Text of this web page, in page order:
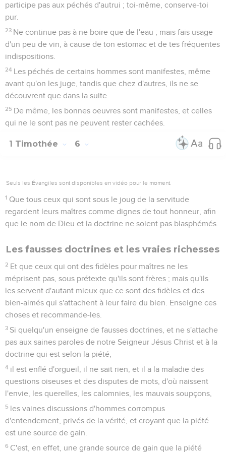
participe pas aux péchés d'autrui ; toi-même, conserve-toi
pur.
23 Ne continue pas à ne boire que de l'eau ; mais fais usage
d'un peu de vin, à cause de ton estomac et de tes fréquentes
indispositions.
24 Les péchés de certains hommes sont manifestes, même
avant qu'on les juge, tandis que chez d'autres, ils ne se
découvrent que dans la suite.
25 De même, les bonnes oeuvres sont manifestes, et celles
qui ne le sont pas ne peuvent rester cachées.
1 Timothée 6
Seuls les Évangiles sont disponibles en vidéo pour le moment.
1 Que tous ceux qui sont sous le joug de la servitude
regardent leurs maîtres comme dignes de tout honneur, afin
que le nom de Dieu et la doctrine ne soient pas blasphémés.
Les fausses doctrines et les vraies richesses
2 Et que ceux qui ont des fidèles pour maîtres ne les
méprisent pas, sous prétexte qu'ils sont frères ; mais qu'ils
les servent d'autant mieux que ce sont des fidèles et des
bien-aimés qui s'attachent à leur faire du bien. Enseigne ces
choses et recommande-les.
3 Si quelqu'un enseigne de fausses doctrines, et ne s'attache
pas aux saines paroles de notre Seigneur Jésus Christ et à la
doctrine qui est selon la piété,
4 il est enflé d'orgueil, il ne sait rien, et il a la maladie des
questions oiseuses et des disputes de mots, d'où naissent
l'envie, les querelles, les calomnies, les mauvais soupçons,
5 les vaines discussions d'hommes corrompus
d'entendement, privés de la vérité, et croyant que la piété
est une source de gain.
6 C'est, en effet, une grande source de gain que la piété